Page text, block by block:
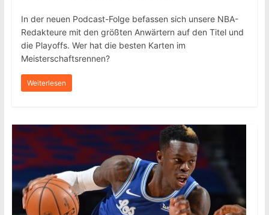
In der neuen Podcast-Folge befassen sich unsere NBA-
Redakteure mit den größten Anwärtern auf den Titel und
die Playoffs. Wer hat die besten Karten im
Meisterschaftsrennen?
Weiterlesen